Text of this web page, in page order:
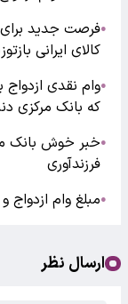
●فرصت جدید
کالای ایرانی
●وام نقدی
که بانک مرکزی
●خبر خوش بانک
فرزندآوری
●مبلغ وام ازدواج
ارسال نظر